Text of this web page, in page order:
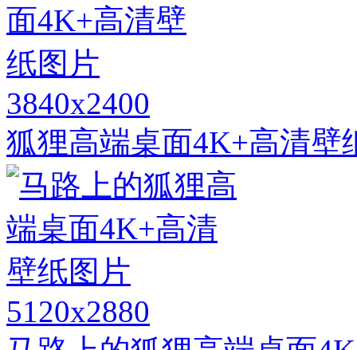
3840x2400
狐狸高端桌面4K+高清壁
5120x2880